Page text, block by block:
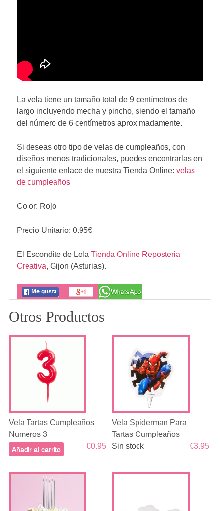
La vela tiene un tamaño total de 9 centímetros de
largo incluyendo mecha y pincho, siendo el tamaño
del número de 6 centímetros aproximadamente.
Si deseas otro tipo de velas de cumpleaños, con
diseños menos tradicionales, puedes encontrarlas en
el siguiente enlace de nuestra Tienda Online: velas
de cumpleaños
Color: Rojo
Precio Unitario: 0.95€
El Escondite de Lola Tienda Online Reposteria
Creativa, Gijon (Asturias).
Otros Productos
Vela Tartas Cumpleaños
Numeros 3
€0.95
Añadir al carrito
Vela Spiderman Para
Tartas Cumpleaños
€3.95
Sin stock